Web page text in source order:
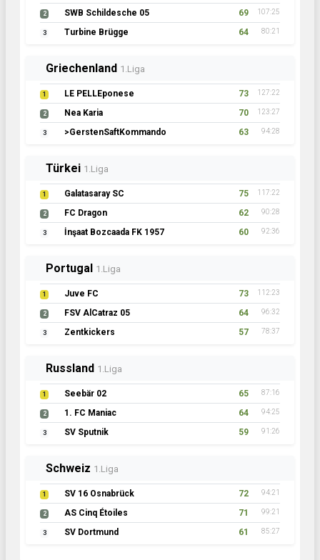
2 SWB Schildesche 05 69 107:25
3 Turbine Brügge 64 80:21
Griechenland 1.Liga
1 LE PELLEponese 73 127:22
2 Nea Karia 70 123:27
3 >GerstenSaftKommando 63 94:28
Türkei 1.Liga
1 Galatasaray SC 75 117:22
2 FC Dragon 62 90:28
3 İnşaat Bozcaada FK 1957 60 92:36
Portugal 1.Liga
1 Juve FC 73 112:23
2 FSV AlCatraz 05 64 96:32
3 Zentkickers 57 78:37
Russland 1.Liga
1 Seebär 02 65 87:16
2 1. FC Maniac 64 94:25
3 SV Sputnik 59 91:26
Schweiz 1.Liga
1 SV 16 Osnabrück 72 94:21
2 AS Cinq Étoiles 71 99:21
3 SV Dortmund 61 85:27